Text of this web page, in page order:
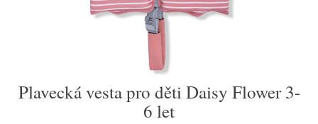
Plavecká vesta pro děti Daisy Flower 3-
6 let